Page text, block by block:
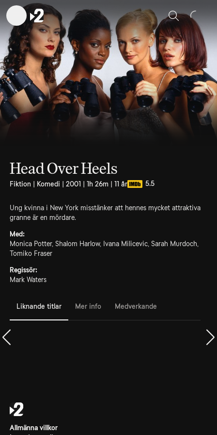
Sök
Head Over Heels
Fiktion | Komedi | 2001 | 1h 26m | 11 år 5.5
Ung kvinna i New York misstänker att hennes mycket attraktiva
granne är en mördare.
Med:
Monica Potter, Shalom Harlow, Ivana Milicevic, Sarah Murdoch,
Tomiko Fraser
Regissör:
Mark Waters
Liknande titlar Mer info Medverkande
Allmänna villkor